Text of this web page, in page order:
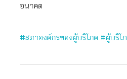
อนาคต
#สภาองค์กรของผู้บริโภค #ผู้บริโ